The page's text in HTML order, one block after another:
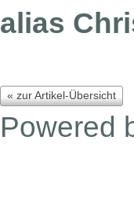
alias
« zur Artikel-Übersicht
Powered